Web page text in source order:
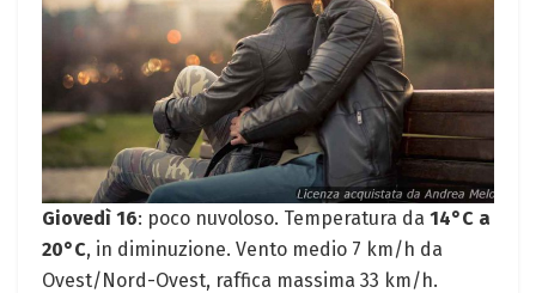
Giovedì 16: poco nuvoloso. Temperatura da 14°C a
20°C, in diminuzione. Vento medio 7 km/h da
Ovest/Nord-Ovest, raffica massima 33 km/h.